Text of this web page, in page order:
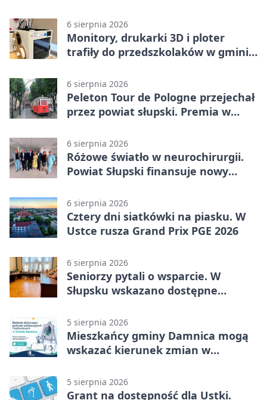
6 sierpnia 2026
Monitory, drukarki 3D i ploter
trafiły do przedszkolaków w gminie
6 sierpnia 2026
Peleton Tour de Pologne przejechał
przez powiat słupski. Premia w
6 sierpnia 2026
Różowe światło w neurochirurgii.
Powiat Słupski finansuje nowy
6 sierpnia 2026
Cztery dni siatkówki na piasku. W
Ustce rusza Grand Prix PGE 2026
6 sierpnia 2026
Seniorzy pytali o wsparcie. W
Słupsku wskazano dostępne
5 sierpnia 2026
Mieszkańcy gminy Damnica mogą
wskazać kierunek zmian w
5 sierpnia 2026
Grant na dostępność dla Ustki.